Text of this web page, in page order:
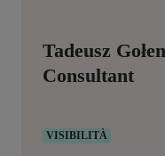
Tadeusz
Consultant
VISIBILITÀ